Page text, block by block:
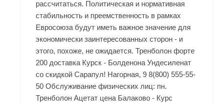
рассчитаться. Политическая и нормативная
стабильность и преемственность в рамках
Евросоюза будут иметь важное значение для
экономически заинтересованных сторон - и
этого, похоже, не ожидается. Тренболон форте
200 доставка Курск - Болденона Ундесиленат
со скидкой Сарапул! Нагорная, 9 8(800) 555-55-
50 Обслуживание физических лиц: пн.
Тренболон Ацетат цена Балаково - Курс